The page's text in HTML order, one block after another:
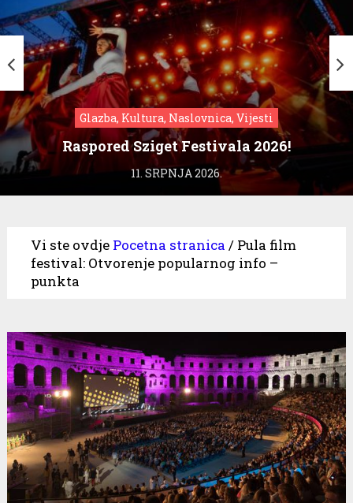
Glazba, Kultura, Naslovnica, Vijesti
Raspored Sziget Festivala 2026!
11. SRPNJA 2026.
Vi ste ovdje Pocetna stranica / Pula film
festival: Otvorenje popularnog info –
punkta